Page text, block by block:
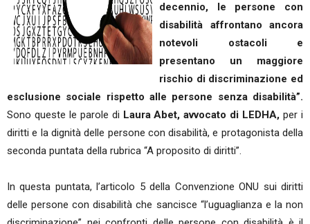
decennio, le persone con
disabilità affrontano ancora
notevoli ostacoli e
presentano un maggiore
rischio di discriminazione ed
esclusione sociale rispetto alle persone senza disabilità”.
Sono queste le parole di Laura Abet, avvocato di LEDHA,per i
diritti e la dignità delle persone con disabilità, e protagonista della
seconda puntata della rubrica “A proposito di diritti”.
In questa puntata, l’articolo 5 della Convenzione ONU sui diritti
delle persone con disabilità che sancisce “l’uguaglianza e la non